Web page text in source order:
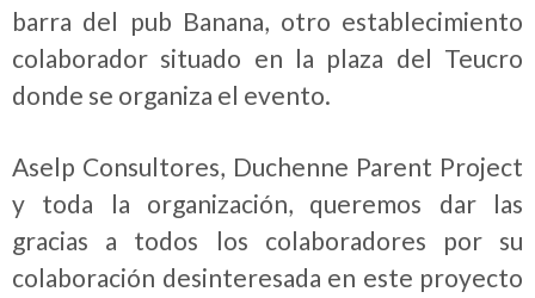
barra del pub Banana, otro establecimiento
colaborador situado en la plaza del Teucro
donde se organiza el evento.
Aselp Consultores, Duchenne Parent Project
y toda la organización, queremos dar las
gracias a todos los colaboradores por su
colaboración desinteresada en este proyecto